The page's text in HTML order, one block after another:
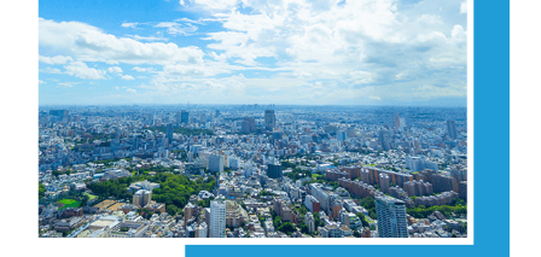
メディア掲載実績
採用情報
お問い合わせ